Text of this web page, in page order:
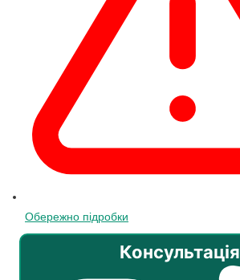
Обережно підробки
Консультація